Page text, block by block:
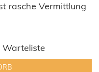
rasche Vermittlung